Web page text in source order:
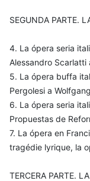
SEGUNDA PARTE.
4. La ópera seria
Alessandro Scarlatti
5. La ópera buffa
Pergolesi a
6. La ópera seria
Propuestas de
7. La ópera en
tragédie lyrique, la
TERCERA PARTE.